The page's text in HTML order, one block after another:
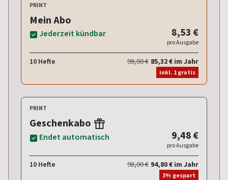
PRINT
Mein Abo
Jederzeit kündbar 8,53 €
pro Ausgabe
10 Hefte 98,00 € 85,32 € im Jahr
inkl. 1 gratis
PRINT
Geschenkabo
Endet automatisch 9,48 €
pro Ausgabe
10 Hefte 98,00 € 94,80 € im Jahr
3% gespart